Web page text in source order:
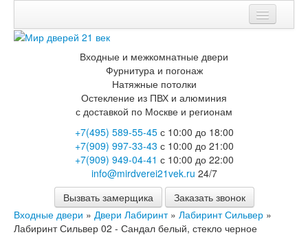
Мои заказы
Корзина
Входные двери
Двери с терморазрывом для улицы
Противопожарные двери
Двери Бункер
Двери Лекс
Двери Термодор
Арктика
Монолит
Стайл
Входные и межкомнатные двери
Фурнитура и погонаж
Натяжные потолки
Остекление из ПВХ и алюминия
с доставкой по Москве и регионам
+7(495) 589-55-45с 10:00 до 18:00
+7(909) 997-33-43 с 10:00 до 21:00
+7(909) 949-04-41 с 10:00 до 22:00
info@mirdverei21vek.ru 24/7
Вызвать замерщика
Заказать звонок
Входные двери » Двери Лабиринт» Лабиринт Сильвер »
Лабиринт Сильвер 02 - Сандал белый, стекло черное